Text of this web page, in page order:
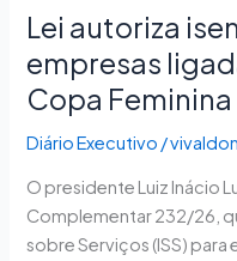
Lei autoriza
empresas
Copa
Diário Executivo /
O presidente Luiz Inácio
Complementar 232/26,
sobre Serviços (ISS) para
Copa
Feminina
de
Futebol
2027